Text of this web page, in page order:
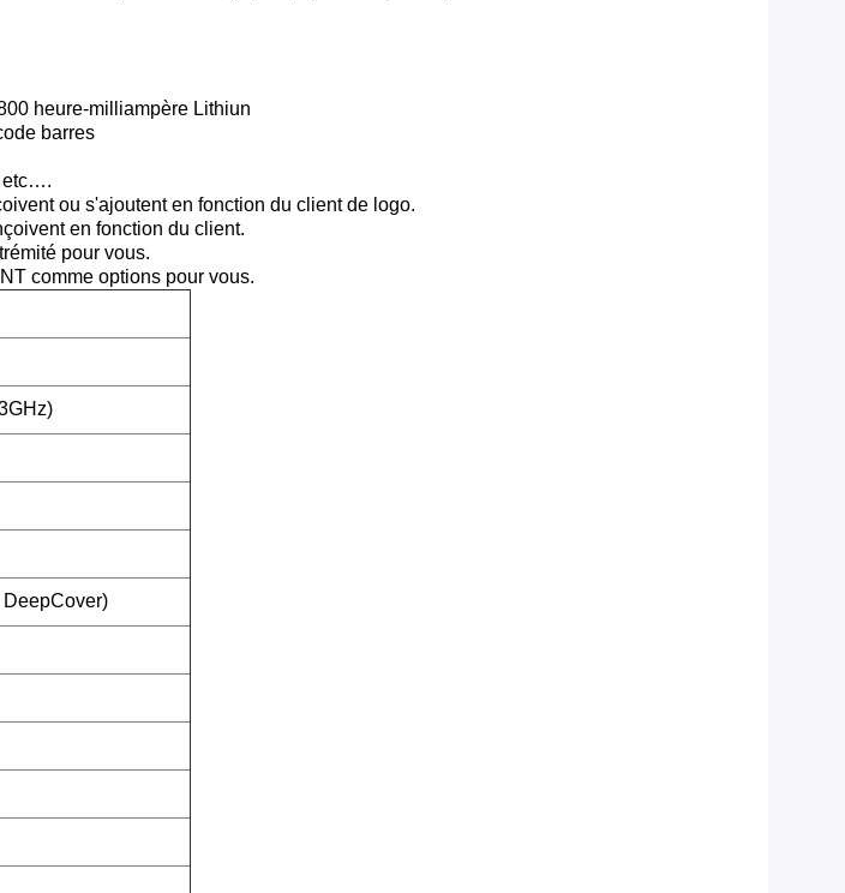
heure-milliampère Lithiun
barres
etc….
ou s'ajoutent en fonction du client de logo.
en fonction du client.
pour vous.
comme options pour vous.
DeepCover)